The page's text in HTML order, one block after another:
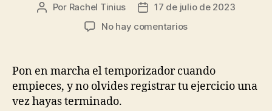
Autor
Por Rachel Tinius
Fecha17 de julio de 2023
No hay comentariosen
Pon en marcha el temporizador cuando
empieces, y no olvides registrar tu ejercicio una
vez hayas terminado.